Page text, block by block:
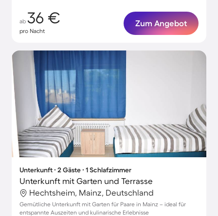
ab 36 €
pro Nacht
Zum Angebot
Unterkunft ∙ 2 Gäste ∙ 1 Schlafzimmer
Unterkunft mit Garten und Terrasse
Hechtsheim, Mainz, Deutschland
Gemütliche Unterkunft mit Garten für Paare in Mainz – ideal für
entspannte Auszeiten und kulinarische Erlebnisse